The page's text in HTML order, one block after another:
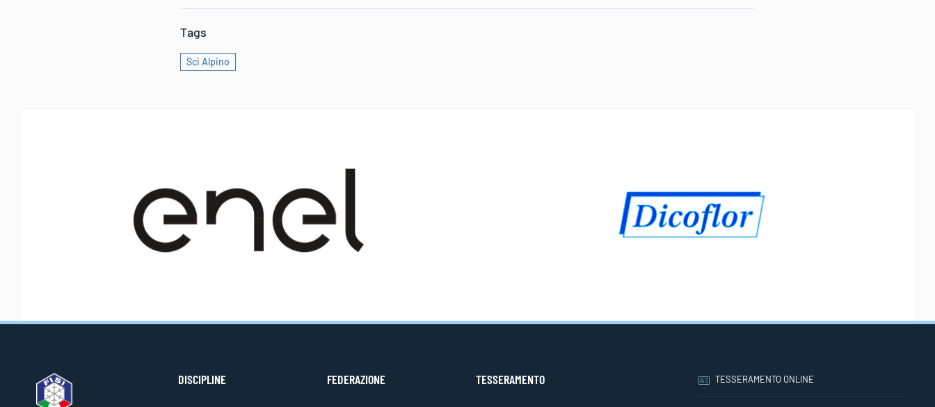
Tags
Sci Alpino
DISCIPLINE FEDERAZIONE TESSERAMENTO TESSERAMENTO ONLINE